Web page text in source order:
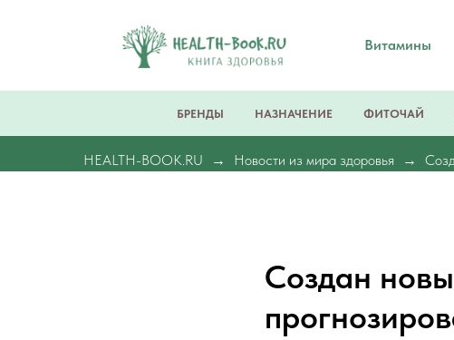
Витамины
БРЕНДЫ НАЗНАЧЕНИЕ ФИТОЧАЙ
HEALTH-BOOK.RU Новости из мира здоровья
Создан